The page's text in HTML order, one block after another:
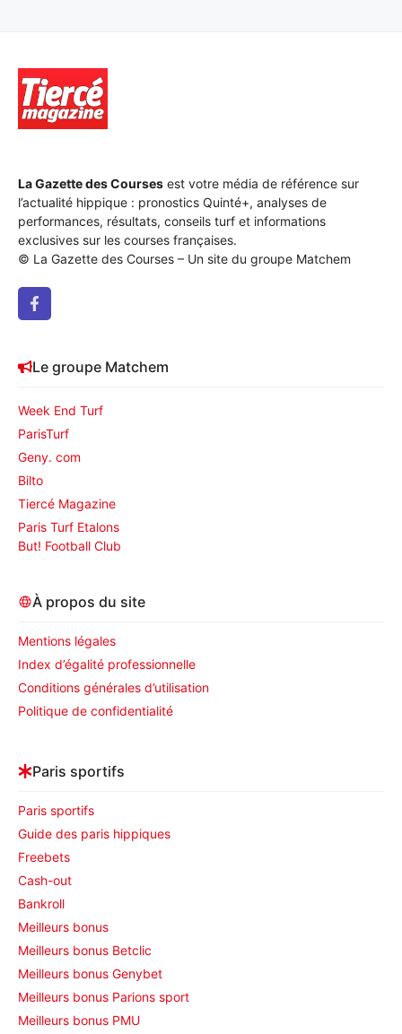
La Gazette des Courses est votre média de référence sur
l’actualité hippique : pronostics Quinté+, analyses de
performances, résultats, conseils turf et informations
exclusives sur les courses françaises.
© La Gazette des Courses – Un site du groupe Matchem
Le groupe Matchem
Week End Turf
ParisTurf
Geny. com
Bilto
Tiercé Magazine
Paris Turf Etalons
But! Football Club
À propos du site
Mentions légales
Index d’égalité professionnelle
Conditions générales d’utilisation
Politique de confidentialité
Paris sportifs
Paris sportifs
Guide des paris hippiques
Freebets
Cash-out
Bankroll
Meilleurs bonus
Meilleurs bonus Betclic
Meilleurs bonus Genybet
Meilleurs bonus Parions sport
Meilleurs bonus PMU